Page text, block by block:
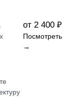
от 2 400 ₽
Посмотреть
→